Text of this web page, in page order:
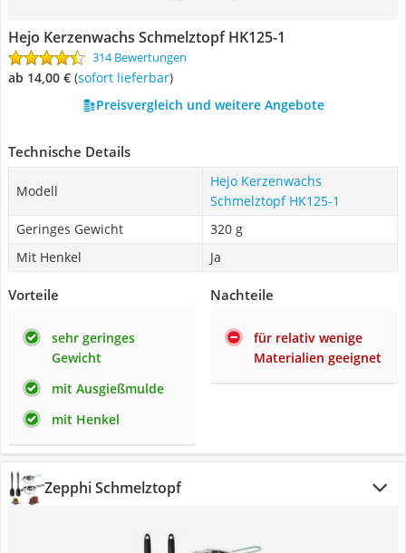
Hejo Kerzenwachs Schmelztopf HK125-1
314 Bewertungen
ab 14,00 € ( Sofort lieferbar)
Preisvergleich und weitere Angebote
Technische Details
Modell
Hejo Kerzenwachs
Schmelztopf HK125-1
Geringes Gewicht
320 g
Mit Henkel
Ja
Vorteile
sehr geringes
Gewicht
mit Ausgießmulde
mit Henkel
Nachteile
für relativ wenige
Materialien geeignet
Zepphi Schmelztopf